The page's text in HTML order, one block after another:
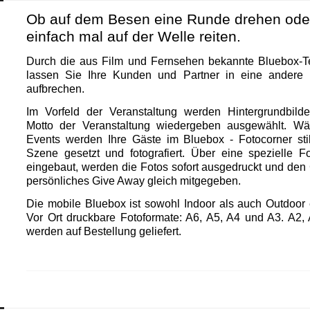
Ob auf dem Besen eine Runde drehen
einfach mal auf der Welle reiten.
Durch die aus Film und Fernsehen bekannte Bluebox-
lassen Sie Ihre Kunden und Partner in eine andere
aufbrechen.
Im Vorfeld der Veranstaltung werden
Motto der Veranstaltung wiedergeben ausgewählt.
Events werden Ihre Gäste im Bluebox - Fotocorner
Szene gesetzt und fotografiert. Über eine spezielle
eingebaut, werden die Fotos sofort ausgedruckt und den
persönliches Give Away gleich mitgegeben.
Die mobile Bluebox ist sowohl Indoor als auch Outdoor
Vor Ort druckbare Fotoformate: A6, A5, A4 und A3. A2,
werden auf Bestellung geliefert.